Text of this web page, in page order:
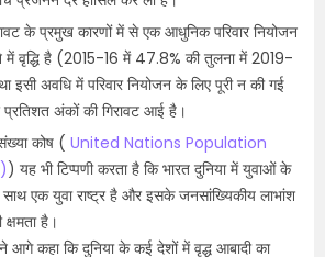
के प्रमुख कारणों में से एक आधुनिक परिवार नियोजन
में वृद्धि है (2015-16 में 47.8% की तुलना में 2019-
इसी अवधि में परिवार नियोजन के लिए पूरी न की गई
अंकों की गिरावट आई है।
कोष ( United Nations Population
) यह भी टिप्पणी करता है कि भारत दुनिया में युवाओं के
एक युवा राष्ट्र है और इसके जनसांख्यिकीय लाभांश
है।
आगे कहा कि दुनिया के कई देशों में वृद्ध आबादी का